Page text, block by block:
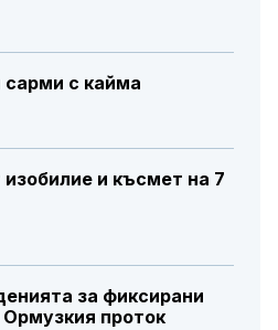
сарми с кайма
и късмет на 7
за фиксирани
Ормузкия проток